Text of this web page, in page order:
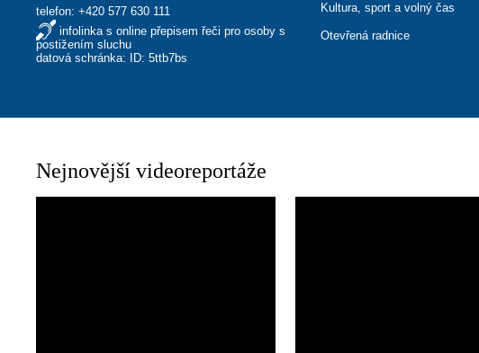
telefon:+420 577 630 111
infolinka s online přepisem řeči pro osoby s
postižením sluchu
datová schránka: ID: 5ttb7bs
Kultura, sport a volný čas
Otevřená radnice
Nejnovější videoreportáže